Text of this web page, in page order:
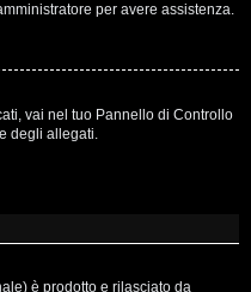
per avere assistenza.
vai nel tuo Pannello di Controllo
degli allegati.
è prodotto e rilasciato da